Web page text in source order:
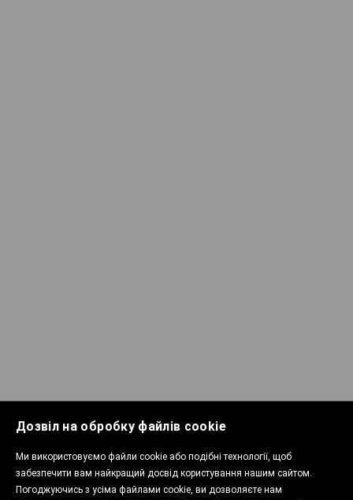
Дозвіл на обробку файлів cookie
Ми використовуємо файли cookie або подібні технології, щоб
забезпечити вам найкращий досвід користування нашим сайтом.
Погоджуючись з усіма файлами cookie, ви дозволяєте нам